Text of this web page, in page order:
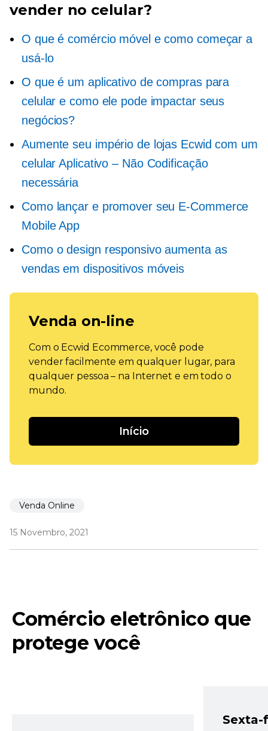
vender no celular?
O que é comércio móvel e como começar a
usá-lo
O que é um aplicativo de compras para
celular e como ele pode impactar seus
negócios?
Aumente seu império de lojas Ecwid com um
celularAplicativo – NãoCodificação
necessária
Como lançar e promover seu E-Commerce
Mobile App
Como o design responsivo aumenta as
vendas em dispositivos móveis
Venda on-line
Com o Ecwid Ecommerce, você pode
vender facilmente em qualquer lugar, para
qualquer pessoa – na Internet e em todo o
mundo.
Início
Venda Online
15 Novembro, 2021
Comércio eletrônico que
protege você
Sexta-